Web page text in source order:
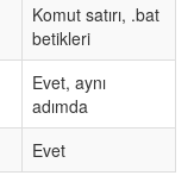
Komut satırı, .bat
betikleri
Evet, aynı
adımda
Evet